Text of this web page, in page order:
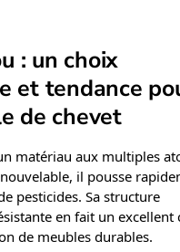
: un choix
et tendance
de chevet
matériau aux multiples
il pousse
pesticides. Sa structure
en fait un excellent
de meubles durables.